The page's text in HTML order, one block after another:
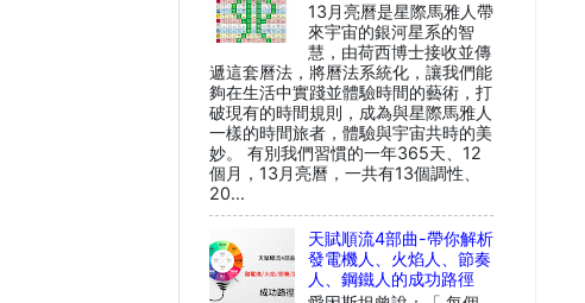
13月亮曆是星際馬雅人帶
來宇宙的銀河星系的智
慧，由荷西博士接收並傳
遞這套曆法，將曆法系統化，讓我們能
夠在生活中實踐並體驗時間的藝術，打
破現有的時間規則，成為與星際馬雅人
一樣的時間旅者，體驗與宇宙共時的美
妙。 有別我們習慣的一年365天、12
個月，13月亮曆，一共有13個調性、
20...
天賦順流4部曲-帶你解析
發電機人、火焰人、節奏
人、鋼鐵人的成功路徑